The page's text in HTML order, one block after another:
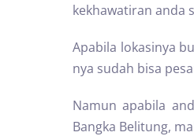
kekhawatiran anda
Apabila lokasinya
nya sudah bisa
Namun apabila
Bangka Belitung,